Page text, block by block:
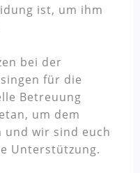
ist, um ihm
bei der
für die
Betreuung
um dem
und wir sind euch
Unterstützung.